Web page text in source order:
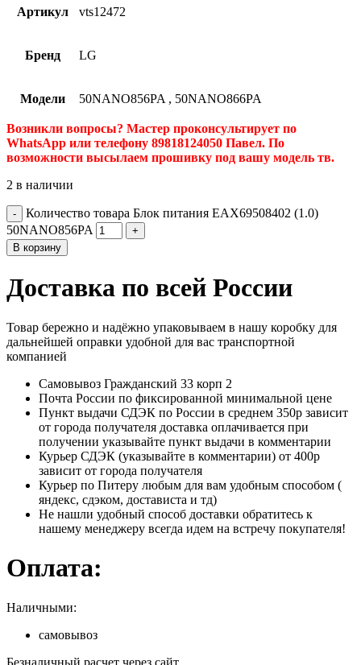
Артикул vts12472
Бренд LG
Модели 50NANO856PA , 50NANO866PA
Возникли вопросы? Мастер проконсультирует по
WhatsApp или телефону 89818124050 Павел. По
возможности высылаем прошивку под вашу модель тв.
2 в наличии
Количество товара Блок питания EAX69508402 (1.0)
50NANO856PA
В корзину
Доставка по всей России
Товар бережно и надёжно упаковываем в нашу коробку для
дальнейшей оправки удобной для вас транспортной
компанией
Самовывоз Гражданский 33 корп 2
Почта России по фиксированной минимальной цене
Пункт выдачи СДЭК по России в среднем 350р зависит
от города получателя доставка оплачивается при
получении указывайте пункт выдачи в комментарии
Курьер СДЭК (указывайте в комментарии) от 400р
зависит от города получателя
Курьер по Питеру любым для вам удобным способом (
яндекс, сдэком, достависта и тд)
Не нашли удобный способ доставки обратитесь к
нашему менеджеру всегда идем на встречу покупателя!
Оплата:
Наличными:
самовывоз
Безналичный расчет через сайт